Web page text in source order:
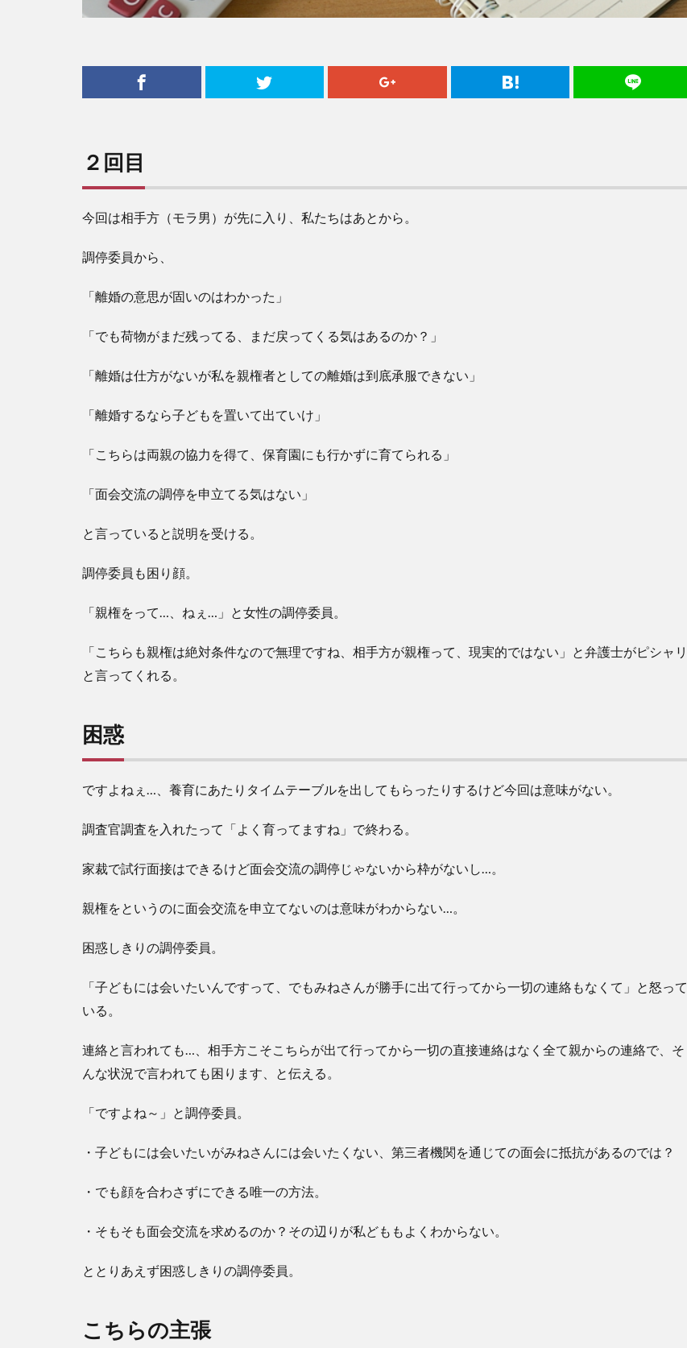
２回目
今回は相手方（モラ男）が先に入り、私たちはあとから。
調停委員から、
「離婚の意思が固いのはわかった」
「でも荷物がまだ残ってる、まだ戻ってくる気はあるのか？」
「離婚は仕方がないが私を親権者としての離婚は到底承服できない」
「離婚するなら子どもを置いて出ていけ」
「こちらは両親の協力を得て、保育園にも行かずに育てられる」
「面会交流の調停を申立てる気はない」
と言っていると説明を受ける。
調停委員も困り顔。
「親権をって…、ねぇ…」と女性の調停委員。
「こちらも親権は絶対条件なので無理ですね、相手方が親権って、現実的ではない」と弁護士がピシャリ
と言ってくれる。
困惑
ですよねぇ…、養育にあたりタイムテーブルを出してもらったりするけど今回は意味がない。
調査官調査を入れたって「よく育ってますね」で終わる。
家裁で試行面接はできるけど面会交流の調停じゃないから枠がないし…。
親権をというのに面会交流を申立てないのは意味がわからない…。
困惑しきりの調停委員。
「子どもには会いたいんですって、でもみねさんが勝手に出て行ってから一切の連絡もなくて」と怒って
いる。
連絡と言われても…、相手方こそこちらが出て行ってから一切の直接連絡はなく全て親からの連絡で、そ
んな状況で言われても困ります、と伝える。
「ですよね～」と調停委員。
・子どもには会いたいがみねさんには会いたくない、第三者機関を通じての面会に抵抗があるのでは？
・でも顔を合わさずにできる唯一の方法。
・そもそも面会交流を求めるのか？その辺りが私どももよくわからない。
ととりあえず困惑しきりの調停委員。
こちらの主張